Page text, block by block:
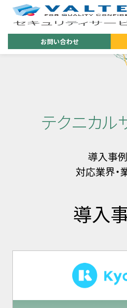
お問い合わせ
テクニカル
導入事例
対応業界・
導入